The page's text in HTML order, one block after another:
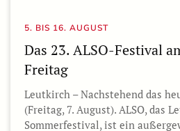
5. BIS 16. AUGUST
Das 23. ALSO-Festival
Freitag
Leutkirch – Nachstehend das
(Freitag, 7. August). ALSO, das
Sommerfestival, ist ein